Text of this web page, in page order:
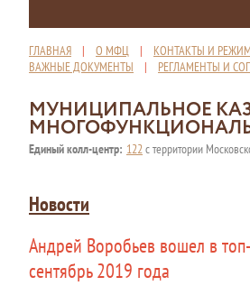
ГЛАВНАЯ | О МФЦ | КОНТАКТЫ И
ВАЖНЫЕ ДОКУМЕНТЫ | РЕГЛАМЕНТЫ И
МУНИЦИПАЛЬНОЕ
Единый колл-центр: 122с территории
Новости
Андрей Воробьев вошел в
сентябрь 2019 года